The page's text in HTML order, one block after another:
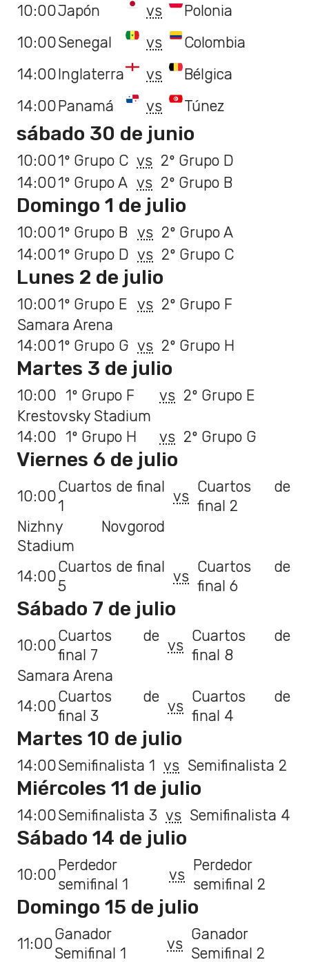
10:00Japón vs
Polonia
10:00Senegal vs
Colombia
14:00Inglaterra vs
Bélgica
14:00Panamá vs Túnez
sábado 30 de junio
10:001º Grupo C vs 2º Grupo D
14:001º Grupo A vs 2º Grupo B
Domingo 1 de julio
10:001º Grupo B vs 2º Grupo A
14:001º Grupo D vs 2º Grupo C
Lunes 2 de julio
10:001º Grupo E vs 2º Grupo F
Samara Arena
14:001º Grupo G vs 2º Grupo H
Martes 3 de julio
10:00 1º Grupo F vs 2º Grupo E
Krestovsky Stadium
14:00 1º Grupo H vs 2º Grupo G
Viernes 6 de julio
10:00
Cuartos de final
1
vs
Cuartos de
final 2
Nizhny Novgorod
Stadium
14:00
Cuartos de final
5
vs
Cuartos de
final 6
Sábado 7 de julio
10:00
Cuartos de
final 7
vs
Cuartos de
final 8
Samara Arena
14:00
Cuartos de
final 3
vs
Cuartos de
final 4
Martes 10 de julio
14:00Semifinalista 1 vs Semifinalista 2
Miércoles 11 de julio
14:00Semifinalista 3 vs Semifinalista 4
Sábado 14 de julio
10:00
Perdedor
semifinal 1
vs
Perdedor
semifinal 2
Domingo 15 de julio
11:00
Ganador
Semifinal 1
vs
Ganador
Semifinal 2